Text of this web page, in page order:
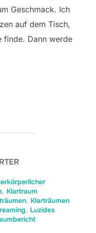
Geschmack. Ich
auf dem Tisch,
finde. Dann werde
, Klartraum
, Klarträumen
, Luzides